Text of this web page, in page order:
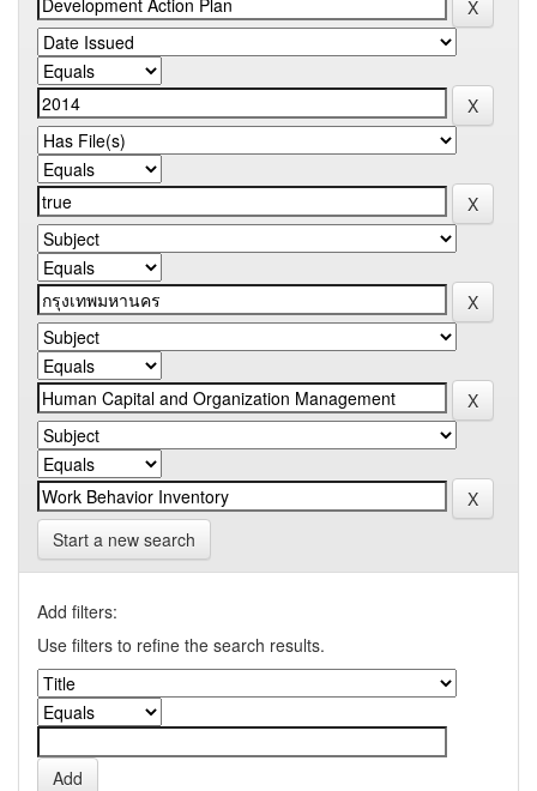
Start a new search
Add filters:
Use filters to refine the search results.